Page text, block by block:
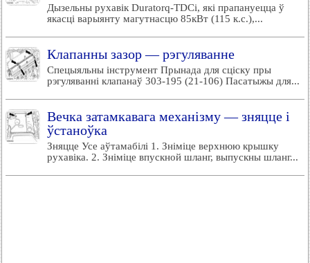
Дызельны рухавік Duratorq-TDCi, які прапануецца ў
якасці варыянту магутнасцю 85кВт (115 к.с.),...
Клапанны зазор — рэгуляванне
Спецыяльны інструмент Прынада для сціску пры
рэгуляванні клапанаў 303-195 (21-106) Пасатыжы для...
Вечка затамкавага механізму — зняцце і
ўстаноўка
Зняцце Усе аўтамабілі 1. Зніміце верхнюю крышку
рухавіка. 2. Зніміце впускной шланг, выпускны шланг...